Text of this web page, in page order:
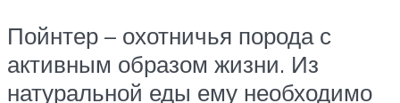
Пойнтер – охотничья порода с
активным образом жизни. Из
натуральной еды ему необходимо